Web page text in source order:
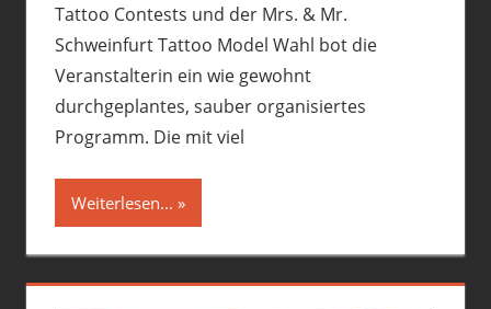
Tattoo Contests und der Mrs. & Mr.
Schweinfurt Tattoo Model Wahl bot die
Veranstalterin ein wie gewohnt
durchgeplantes, sauber organisiertes
Programm. Die mit viel
Weiterlesen...